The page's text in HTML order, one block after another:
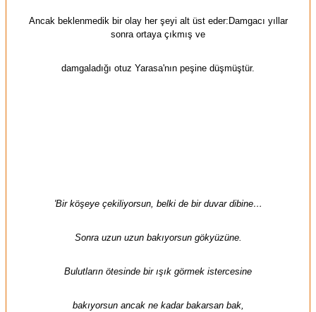
Ancak beklenmedik bir olay her şeyi alt üst eder:Damgacı yıllar
sonra ortaya çıkmış ve
damgaladığı otuz Yarasa'nın peşine düşmüştür.
'Bir köşeye çekiliyorsun, belki de bir duvar dibine…
Sonra uzun uzun bakıyorsun gökyüzüne.
Bulutların ötesinde bir ışık görmek istercesine
bakıyorsun ancak ne kadar bakarsan bak,